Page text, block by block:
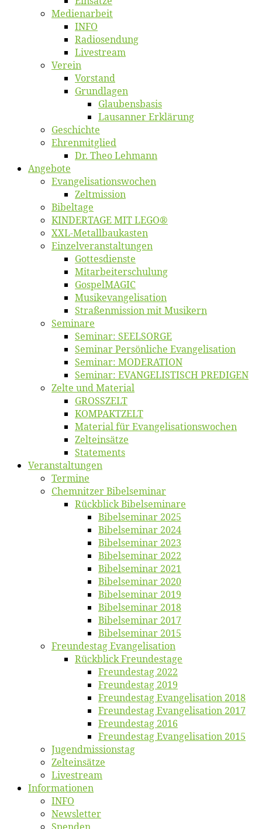
Me­di­en­ar­beit
INFO
Ra­dio­sen­dung
Live­stream
Ver­ein
Vor­stand
Grund­la­gen
Glaubens­ba­sis
Lausan­ner Erklärung
Ge­schich­te
Eh­ren­mit­glied
Dr. Theo Lehmann
An­ge­bo­te
Evangelisa­tions­wo­chen
Zelt­mis­si­on
Bi­bel­ta­ge
KINDERTAGE MIT LEGO®
XXL-Me­­tal­l­­bau­­kas­­ten
Einzelver­an­stal­tungen
Got­tes­diens­te
Mitarbeiter­schulung
Gos­pel­MA­GIC
Musikevan­ge­li­sa­tion
Straßenmis­sion mit Musikern
Se­mi­na­re
Se­mi­nar: SEELSORGE
Se­mi­nar Per­sön­li­che Evangelisation
Se­mi­nar: MODERATION
Se­mi­nar: EVANGELISTISCH PREDIGEN
Zel­te und Material
GROSSZELT
KOMPAKTZELT
Ma­te­ri­al für Evangelisationswochen
Zelt­ein­sät­ze
State­ments
Ver­an­stal­tun­gen
Ter­mi­ne
Chemnit­zer Bibelseminar
Rück­blick Bibelseminare
Bi­bel­se­mi­nar 2025
Bi­bel­se­mi­nar 2024
Bi­bel­se­mi­nar 2023
Bi­bel­se­mi­nar 2022
Bi­bel­se­mi­nar 2021
Bi­bel­se­mi­nar 2020
Bi­bel­se­mi­nar 2019
Bi­bel­se­mi­nar 2018
Bibelsemi­nar 2017
Bibelsemi­nar 2015
Freun­des­tag Evangelisation
Rück­blick Freundestage
Freun­des­tag 2022
Freun­des­tag 2019
Freun­des­tag Evan­ge­li­sa­ti­on 2018
Freun­des­tag Evan­ge­li­sa­ti­on 2017
Freun­des­tag 2016
Freun­des­tag Evan­ge­li­sa­ti­on 2015
Jugend­mis­sions­tag
Zelt­ein­sät­ze
Live­stream
Informatio­nen
INFO
News­let­ter